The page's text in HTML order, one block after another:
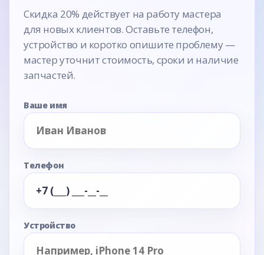
Скидка 20% действует на работу мастера
для новых клиентов. Оставьте телефон,
устройство и коротко опишите проблему —
мастер уточнит стоимость, сроки и наличие
запчастей.
Ваше имя
Телефон
Устройство